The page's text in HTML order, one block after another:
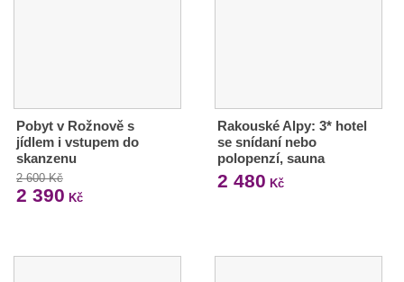
Pobyt v Rožnově s
jídlem i vstupem do
skanzenu
2 600 Kč
2 390 Kč
Rakouské Alpy: 3* hotel
se snídaní nebo
polopenzí, sauna
2 480 Kč